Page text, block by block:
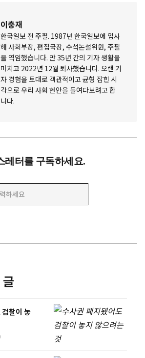
이충재
한국일보 전 주필. 1987년 한국일보에 입사
해 사회부장, 편집국장, 수석논설위원, 주필
을 역임했습니다. 만 35년 간의 기자 생활을
마치고 2022년 12월 퇴사했습니다. 오랜 기
자 경험을 토대로 객관적이고 균형 잡힌 시
각으로 우리 사회 현안을 들여다보려고 합
니다.
레터를 구독하세요.
세요
찰이 놓